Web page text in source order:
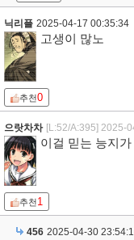
닉리플 2025-04-17 00:35:34
고생이 많노
추천0
으랏차차 [L:52/A:395] 2025-
이걸 믿는 능지가
추천1
456 2025-04-30